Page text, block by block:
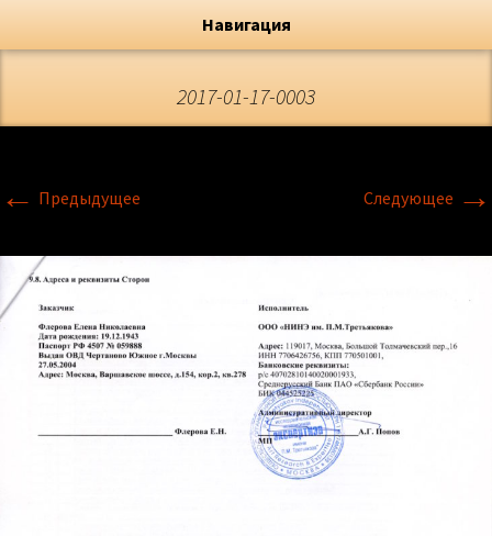
Флёрова Елена Николаевна
Художник, Официальный сайт
Навигация
2017-01-17-0003
← Предыдущее Следующее →